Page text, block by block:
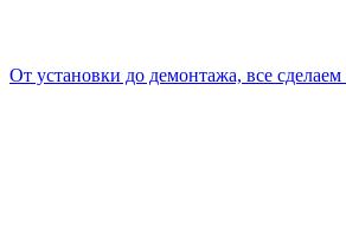
От установки до демонтажа, все сделаем